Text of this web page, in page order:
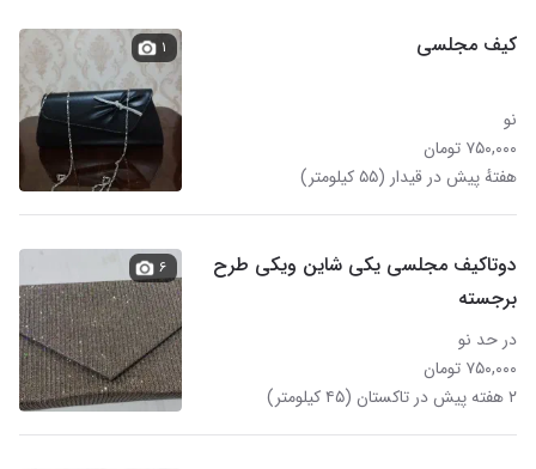
کیف مجلسی
نو
۷۵۰,۰۰۰ تومان
هفتهٔ پیش در قیدار (۵۵ کیلومتر)
۱
دوتاکیف مجلسی یکی شاین ویکی طرح
برجسته
در حد نو
۷۵۰,۰۰۰ تومان
۲ هفته پیش در تاکستان (۴۵ کیلومتر)
۶